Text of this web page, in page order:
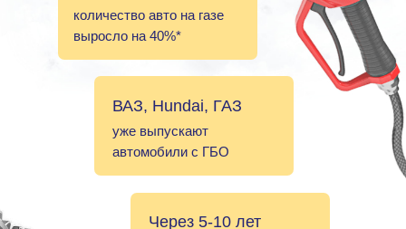
количество авто на газе
выросло на 40%*
ВАЗ, Hundai, ГАЗ
уже выпускают
автомобили с ГБО
Через 5-10 лет